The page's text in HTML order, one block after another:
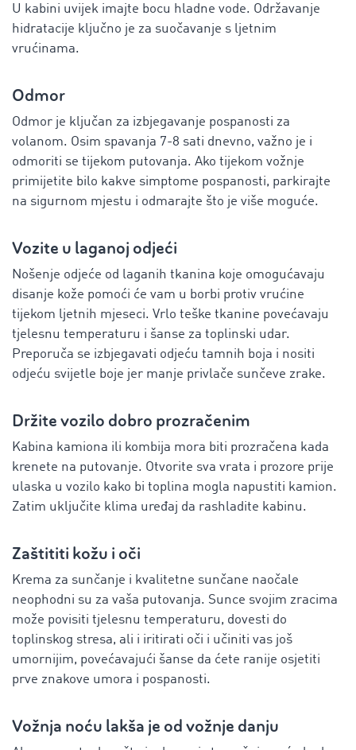
U kabini uvijek imajte bocu hladne vode. Održavanje
hidratacije ključno je za suočavanje s ljetnim
vrućinama.
Odmor
Odmor je ključan za izbjegavanje pospanosti za
volanom. Osim spavanja 7-8 sati dnevno, važno je i
odmoriti se tijekom putovanja. Ako tijekom vožnje
primijetite bilo kakve simptome pospanosti, parkirajte
na sigurnom mjestu i odmarajte što je više moguće.
Vozite u laganoj odjeći
Nošenje odjeće od laganih tkanina koje omogućavaju
disanje kože pomoći će vam u borbi protiv vrućine
tijekom ljetnih mjeseci. Vrlo teške tkanine povećavaju
tjelesnu temperaturu i šanse za toplinski udar.
Preporuča se izbjegavati odjeću tamnih boja i nositi
odjeću svijetle boje jer manje privlače sunčeve zrake.
Držite vozilo dobro prozračenim
Kabina kamiona ili kombija mora biti prozračena kada
krenete na putovanje. Otvorite sva vrata i prozore prije
ulaska u vozilo kako bi toplina mogla napustiti kamion.
Zatim uključite klima uređaj da rashladite kabinu.
Zaštititi kožu i oči
Krema za sunčanje i kvalitetne sunčane naočale
neophodni su za vaša putovanja. Sunce svojim zracima
može povisiti tjelesnu temperaturu, dovesti do
toplinskog stresa, ali i iritirati oči i učiniti vas još
umornijim, povećavajući šanse da ćete ranije osjetiti
prve znakove umora i pospanosti.
Vožnja noću lakša je od vožnje danju